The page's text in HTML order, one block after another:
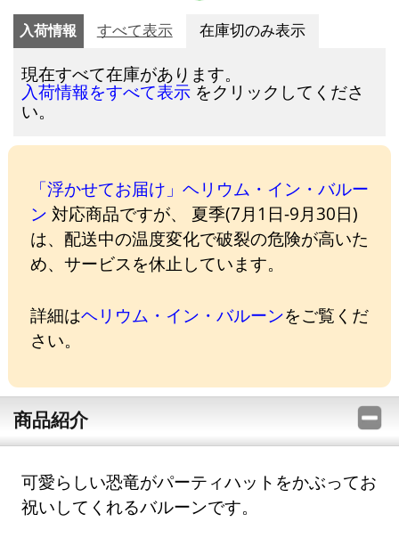
入荷情報 すべて表示 在庫切のみ表示
現在すべて在庫があります。
入荷情報をすべて表示 をクリックしてくださ
い。
「浮かせてお届け」ヘリウム・イン・バルー
ン 対応商品ですが、 夏季(7月1日-9月30日)
は、配送中の温度変化で破裂の危険が高いた
め、サービスを休止しています。
詳細はヘリウム・イン・バルーンをご覧くだ
さい。
商品紹介
可愛らしい恐竜がパーティハットをかぶってお
祝いしてくれるバルーンです。